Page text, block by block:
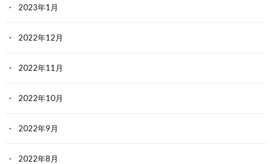
2023年1月
2022年12月
2022年11月
2022年10月
2022年9月
2022年8月